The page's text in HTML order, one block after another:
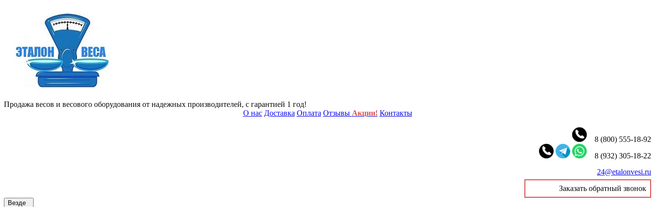
Продажа весов и весового оборудования от надежных производителей, с гарантией 1 год!
О нас Доставка Оплата Отзывы Акции! Контакты
8 (800) 555-18-92
8 (932) 305-18-22
24@etalonvesi.ru
Заказать обратный звонок
Везде